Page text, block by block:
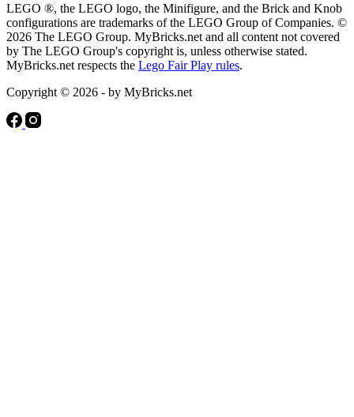
LEGO ®, the LEGO logo, the Minifigure, and the Brick and Knob
configurations are trademarks of the LEGO Group of Companies. ©
2026 The LEGO Group. MyBricks.net and all content not covered
by The LEGO Group's copyright is, unless otherwise stated.
MyBricks.net respects the Lego Fair Play rules.
Copyright © 2026 - by MyBricks.net